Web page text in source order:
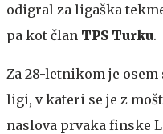
odigral za ligaška
pa kot član TPS Turku.
Za 28-letnikom je
ligi, v kateri se je z
naslova prvaka finske